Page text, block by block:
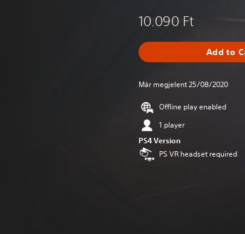
10.090 Ft
Add to
Már megjelent 25/08/2020
Offline play enabled
1 player
PS4 Version
PS VR headset required